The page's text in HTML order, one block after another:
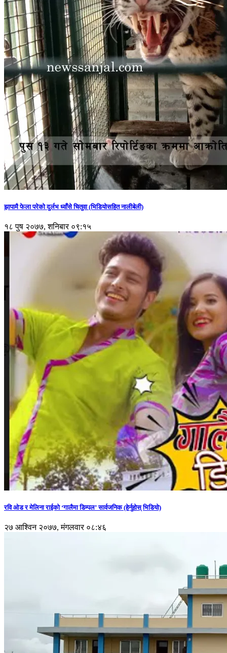
झापामै फेला परेको दुर्लभ ध्वाँसे चितुवा (भिडियोसहित नालीबेली)
१८ पुष २०७७, शनिबार ०९:१५
रवि ओड र मेलिना राईको ‘गालैमा डिम्पल’ सार्वजनिक (हेर्नुहोस् भिडियो)
२७ आश्विन २०७७, मंगलवार ०८:४६